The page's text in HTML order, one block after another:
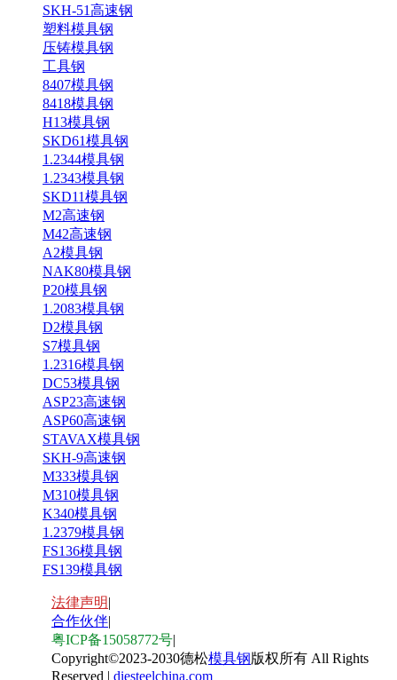
SKH-51高速钢
塑料模具钢
压铸模具钢
工具钢
8407模具钢
8418模具钢
H13模具钢
SKD61模具钢
1.2344模具钢
1.2343模具钢
SKD11模具钢
M2高速钢
M42高速钢
A2模具钢
NAK80模具钢
P20模具钢
1.2083模具钢
D2模具钢
S7模具钢
1.2316模具钢
DC53模具钢
ASP23高速钢
ASP60高速钢
STAVAX模具钢
SKH-9高速钢
M333模具钢
M310模具钢
K340模具钢
1.2379模具钢
FS136模具钢
FS139模具钢
法律声明|
合作伙伴|
粤ICP备15058772号|
Copyright©2023-2030德松模具钢版权所有 All Rights
Reserved | diesteelchina.com